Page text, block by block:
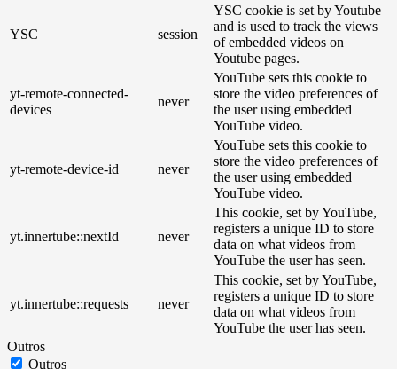
YSC session
YSC cookie is set by Youtube
and is used to track the views
of embedded videos on
Youtube pages.
yt-remote-connected-
devices
never
YouTube sets this cookie to
store the video preferences of
the user using embedded
YouTube video.
yt-remote-device-id never
YouTube sets this cookie to
store the video preferences of
the user using embedded
YouTube video.
yt.innertube::nextId never
This cookie, set by YouTube,
registers a unique ID to store
data on what videos from
YouTube the user has seen.
yt.innertube::requests never
This cookie, set by YouTube,
registers a unique ID to store
data on what videos from
YouTube the user has seen.
Outros
Outros